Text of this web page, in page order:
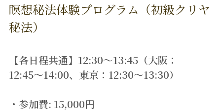
瞑想秘法体験プログラム（初級クリヤ
秘法）
【各日程共通】12:30〜13:45（大阪：
12:45〜14:00、東京：12:30～13:30）
・参加費: 15,000円